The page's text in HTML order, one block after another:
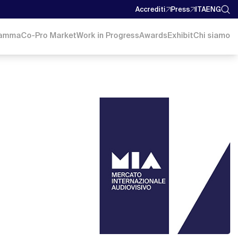
Accrediti Press ITAENG
Co-Pro MarketWork in ProgressAwardsExhibitChi siamo